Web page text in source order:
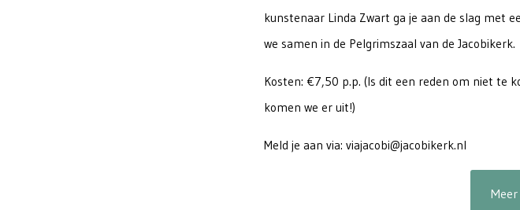
kunstenaar Linda Zwart ga je aan de slag met
we samen in de Pelgrimszaal van de Jacobikerk.
Kosten: €7,50 p.p. (Is dit een reden om niet te
komen we er uit!)
Meld je aan via: viajacobi@jacobikerk.nl
Meer